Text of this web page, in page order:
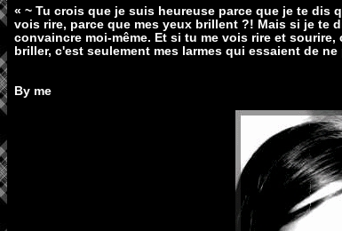
« ~ Tu crois que je suis heureuse parce que je te dis
vois rire, parce que mes yeux brillent ?! Mais si je te
convaincre moi-même. Et si tu me vois rire et
briller, c'est seulement mes larmes qui essaient de ne
By me